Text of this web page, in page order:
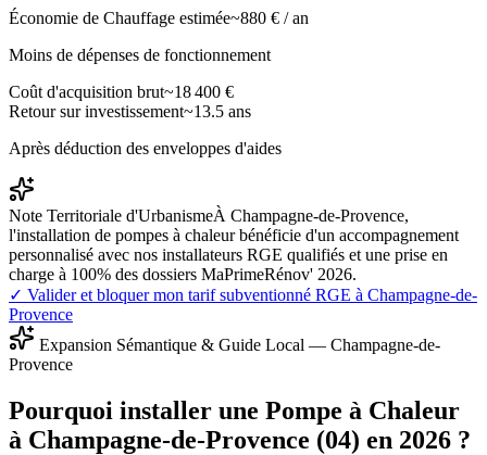
Économie de Chauffage estimée~880 € / an
Moins de dépenses de fonctionnement
Coût d'acquisition brut~18 400 €
Retour sur investissement~13.5 ans
Après déduction des enveloppes d'aides
Note Territoriale d'UrbanismeÀ Champagne-de-Provence,
l'installation de pompes à chaleur bénéficie d'un accompagnement
personnalisé avec nos installateurs RGE qualifiés et une prise en
charge à 100% des dossiers MaPrimeRénov' 2026.
✓ Valider et bloquer mon tarif subventionné RGE à Champagne-de-
Provence
Expansion Sémantique & Guide Local — Champagne-de-
Provence
Pourquoi installer une Pompe à Chaleur
à Champagne-de-Provence (04) en 2026 ?